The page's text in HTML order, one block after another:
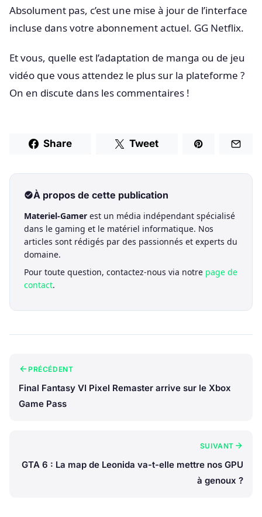
Absolument pas, c’est une mise à jour de l’interface
incluse dans votre abonnement actuel. GG Netflix.
Et vous, quelle est l’adaptation de manga ou de jeu
vidéo que vous attendez le plus sur la plateforme ?
On en discute dans les commentaires !
Share Tweet
À propos de cette publication
Materiel-Gamer est un média indépendant spécialisé
dans le gaming et le matériel informatique. Nos
articles sont rédigés par des passionnés et experts du
domaine.
Pour toute question, contactez-nous via notre page de
contact.
PRÉCÉDENT
Final Fantasy VI Pixel Remaster arrive sur le Xbox
Game Pass
SUIVANT
GTA 6 : La map de Leonida va-t-elle mettre nos GPU
à genoux ?